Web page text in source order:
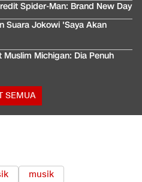
Spider-Man: Brand New Day
Suara Jokowi 'Saya Akan
Michigan: Dia Penuh
SEMUA
musik